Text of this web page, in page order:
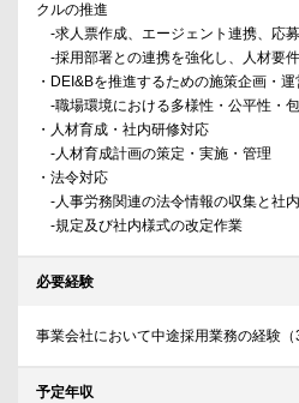
クルの推進
-求人票作成、エージェント連携、応
-採用部署との連携を強化し、人材要
・DEI&Bを推進するための施策企画・運
-職場環境における多様性・公平性・
・人材育成・社内研修対応
-人材育成計画の策定・実施・管理
・法令対応
-人事労務関連の法令情報の収集と社
-規定及び社内様式の改定作業
必要経験
事業会社において中途採用業務の経験（
予定年収